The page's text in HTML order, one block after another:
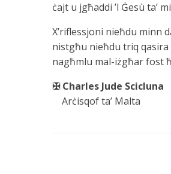
ċajt u jgħaddi ’l Ġesù ta’
X’riflessjoni nieħdu minn
nistgħu nieħdu triq
nagħmlu mal-iżgħar fost
✠ Charles Jude Scicluna
Arċisqof ta’ Malta